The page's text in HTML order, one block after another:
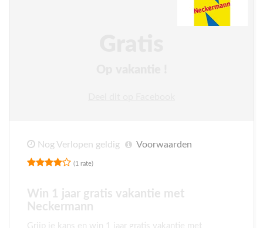
Nog Verlopen geldig Voorwaarden
(1 rate)
Win 1 jaar gratis vakantie met
Neckermann
Grijp je kans en win 1 jaar gratis vakantie met